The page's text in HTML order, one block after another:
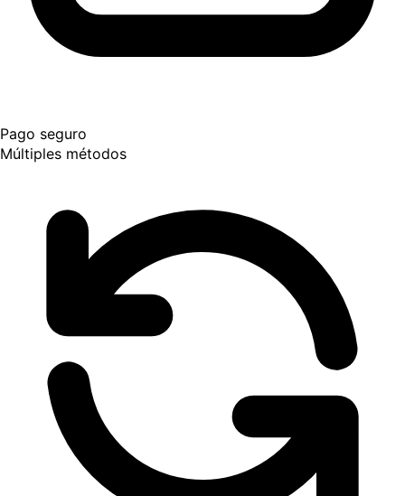
Pago seguro
Múltiples métodos